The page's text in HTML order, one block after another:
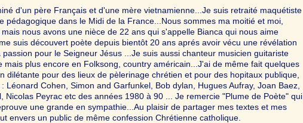
d'un père Français et d'une mère vietnamienne...Je suis retraité maquétiste
pédagogique dans le Midi de la France...Nous sommes ma moitié et moi,
nous avons une nièce de 22 ans qui s'appelle Bianca qui nous aime
suis découvert poète depuis bientôt 20 ans aprés avoir vécu une révélation
pour le Seigneur Jésus ...Je suis aussi chanteur musicien guitariste
mais plus encore en Folksong, country américain...J'ai de même fait quelques
dilétante pour des lieux de pèlerinage chrétien et pour des hopitaux publique,
Léonard Cohen, Simon and Garfunkel, Bob dylan, Hugues Aufray, Joan Baez,
Nicolas Peyrac etc des années 1980 à 90 ... Je remercie "Plume de Poète" qui
une grande en sympathie...Au plaisir de partager mes textes et mes
envers un public de même confession Chrétienne catholique.